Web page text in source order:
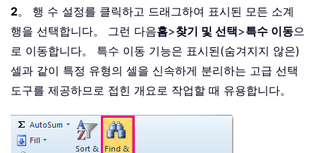
2。 행 수 설정를 클릭하고 드래그하여 표시된 모든 소계
행을 선택합니다。 그런 다음홈>찾기 및 선택>특수 이동으
로 이동합니다。 특수 이동 기능은 표시된(숨겨지지 않은)
셀과 같이 특정 유형의 셀을 신속하게 분리하는 고급 선택
도구를 제공하므로 접힌 개요로 작업할 때 유용합니다。